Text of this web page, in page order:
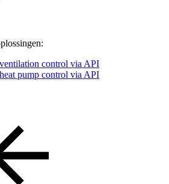
control via API
pump control via API